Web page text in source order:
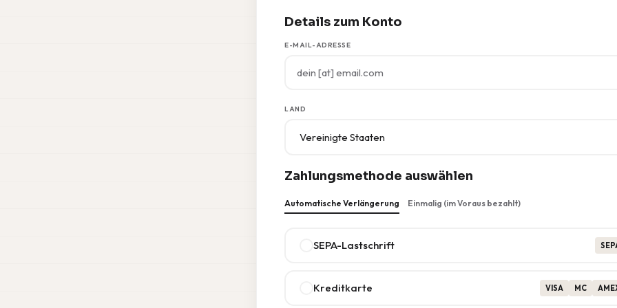
Details zum Konto
E-MAIL-ADRESSE
LAND
Zahlungsmethode auswählen
Automatische Verlängerung Einmalig (im Voraus bezahlt)
SEPA-Lastschrift
Kreditkarte VISA MC